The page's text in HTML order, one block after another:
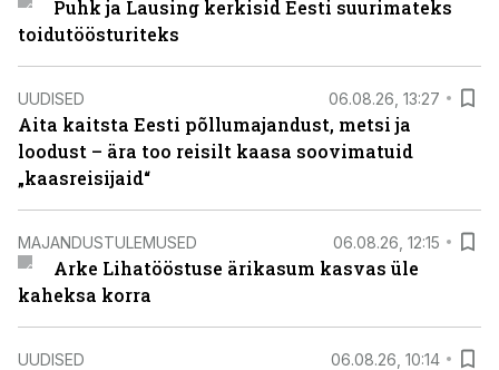
Puhk ja Lausing kerkisid Eesti suurimateks
toidutöösturiteks
UUDISED 06.08.26, 13:27
Aita kaitsta Eesti põllumajandust, metsi ja
loodust – ära too reisilt kaasa soovimatuid
„kaasreisijaid“
MAJANDUSTULEMUSED 06.08.26, 12:15
Arke Lihatööstuse ärikasum kasvas üle
kaheksa korra
UUDISED 06.08.26, 10:14